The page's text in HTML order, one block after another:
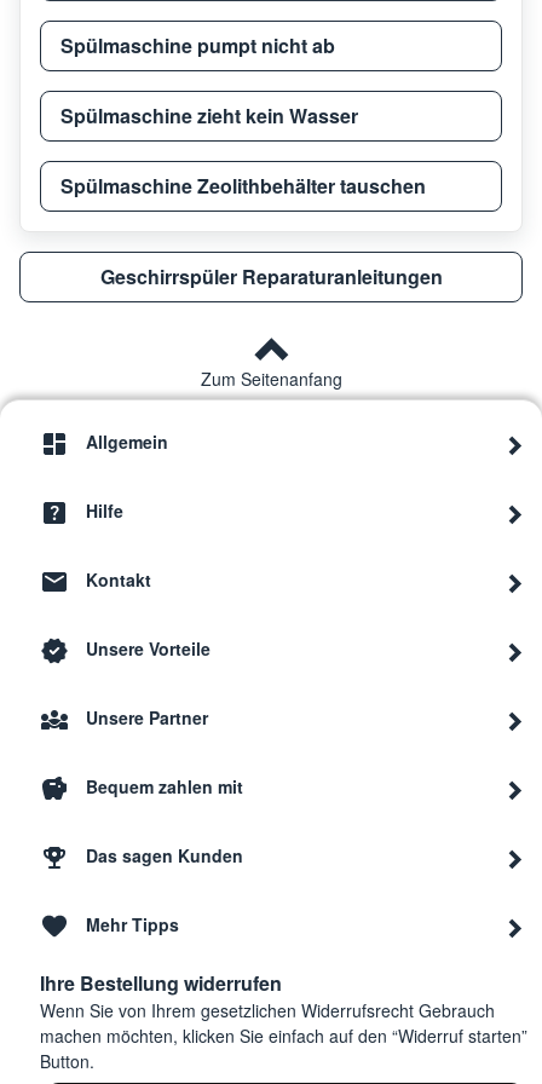
Ignis ADL 456/1 A+
Ignis ADL 345 WH
Ignis
Ignis
Ignis
Ignis
Ignis ADL 335/2 IX
Spülmaschine pumpt nicht ab
Spülmaschine zieht kein Wasser
Spülmaschine Zeolithbehälter tauschen
Geschirrspüler Reparaturanleitungen
Zum Seitenanfang
Allgemein
Hilfe
Kontakt
Unsere Vorteile
Unsere Partner
Bequem zahlen mit
Das sagen Kunden
Mehr Tipps
Ihre Bestellung widerrufen
Wenn Sie von Ihrem gesetzlichen Widerrufsrecht Gebrauch
machen möchten, klicken Sie einfach auf den “Widerruf starten”
Button.